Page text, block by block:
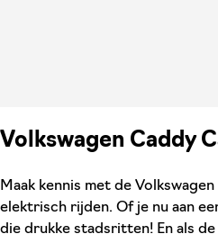
Volkswagen Caddy
Maak kennis met de
elektrisch rijden. Of je nu aan
die drukke stadsritten! En als